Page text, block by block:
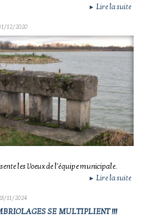
► Lire la suite
12/2020
les Voeux de l'équipe municipale.
► Lire la suite
11/2024
SE MULTIPLIENT !!!